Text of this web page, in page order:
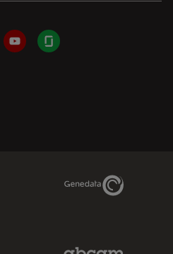
YouTubeGlassdoor
Genedata Link